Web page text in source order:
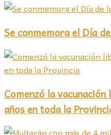
Se conmemora el Día
Comenzó la
años en toda la